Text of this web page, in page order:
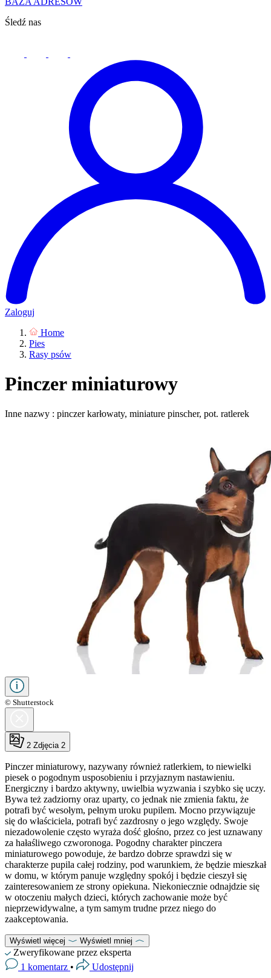
Śledź nas
Zaloguj
Home
Pies
Rasy psów
Pinczer miniaturowy
Inne nazwy : pinczer karłowaty, miniature pinscher, pot. ratlerek
© Shutterstock
2 Zdjęcia 2
Pinczer miniaturowy, nazywany również ratlerkiem, to niewielki
piesek o pogodnym usposobieniu i przyjaznym nastawieniu.
Energiczny i bardzo aktywny, uwielbia wyzwania i szybko się uczy.
Bywa też zadziorny oraz uparty, co jednak nie zmienia faktu, że
potrafi być wesołym, pełnym uroku pupilem. Mocno przywiązuje
się do właściciela, potrafi być zazdrosny o jego względy. Swoje
niezadowolenie często wyraża dość głośno, przez co jest uznawany
za hałaśliwego czworonoga. Pogodny charakter pinczera
miniaturowego powoduje, że bardzo dobrze sprawdzi się w
charakterze pupila całej rodziny, pod warunkiem, że będzie mieszkał
w domu, w którym panuje względny spokój i będzie cieszył się
zainteresowaniem ze strony opiekuna. Niekoniecznie odnajdzie się
w otoczeniu małych dzieci, których zachowanie może być
nieprzewidywalne, a tym samym trudne przez niego do
zaakceptowania.
Wyświetl więcej Wyświetl mniej
Zweryfikowane przez eksperta
1 komentarz • Udostępnij